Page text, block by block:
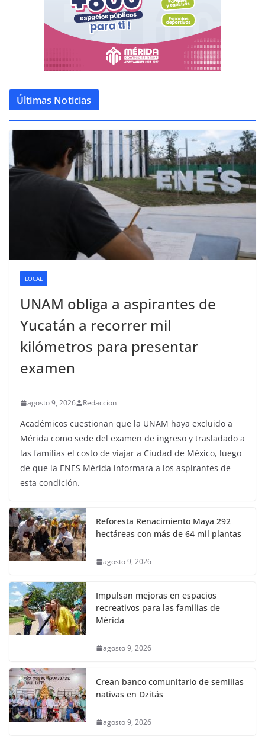
Últimas Noticias
LOCAL
UNAM obliga a aspirantes de
Yucatán a recorrer mil
kilómetros para presentar
examen
agosto 9, 2026 Redaccion
Académicos cuestionan que la UNAM haya excluido a
Mérida como sede del examen de ingreso y trasladado a
las familias el costo de viajar a Ciudad de México, luego
de que la ENES Mérida informara a los aspirantes de
esta condición.
Reforesta Renacimiento Maya 292
hectáreas con más de 64 mil plantas
agosto 9, 2026
Impulsan mejoras en espacios
recreativos para las familias de
Mérida
agosto 9, 2026
Crean banco comunitario de semillas
nativas en Dzitás
agosto 9, 2026